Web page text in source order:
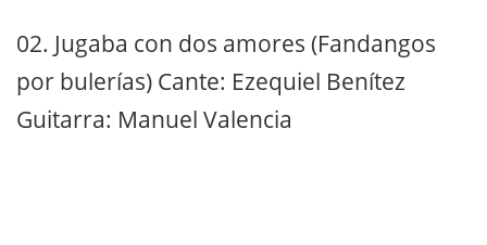
02. Jugaba con dos amores (Fandangos
por bulerías) Cante: Ezequiel Benítez
Guitarra: Manuel Valencia